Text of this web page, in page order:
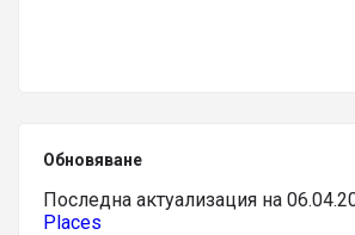
Обновяване
Последна актуализация на
Places